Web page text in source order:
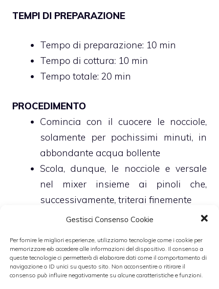
Gestisci Consenso Cookie
Per fornire le migliori esperienze, utilizziamo tecnologie come i cookie per
memorizzare e/o accedere alle informazioni del dispositivo. Il consenso a
queste tecnologie ci permetterà di elaborare dati come il comportamento di
navigazione o ID unici su questo sito. Non acconsentire o ritirare il
consenso può influire negativamente su alcune caratteristiche e funzioni.
TEMPI DI PREPARAZIONE
Tempo di preparazione: 10 min
Tempo di cottura: 10 min
Tempo totale: 20 min
PROCEDIMENTO
Comincia con il cuocere le nocciole,
solamente per pochissimi minuti, in
abbondante acqua bollente
Scola, dunque, le nocciole e versale
nel mixer insieme ai pinoli che,
successivamente, triterai finemente
Pulisci uno spicchio d’aglio e, dopo
padella antiaderente insieme a poco
burro, lascialo delicatamente dorare
Una volta pronto rimuovi l’aglio e